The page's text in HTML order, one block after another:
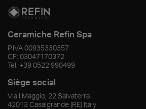
Ceramiche Refin Spa
P.IVA00935330357
CF: 03047170372
Tel. +39 0522 990499
Siège social
Via I Maggio, 22 Salvaterra
42013 Casalgrande (RE) Italy